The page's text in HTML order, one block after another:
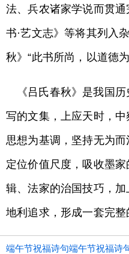
法、兵农诸家学说而贯
书·艺文志》等将其列入
秋》“此书所尚，以道德
《吕氏春秋》是我国
写的文集，上应天时，
思想为基调，坚持无为
定位价值尺度，吸收墨
辑、法家的治国技巧，
地利追求，形成一套完整
端午节祝福诗句端午节祝福诗